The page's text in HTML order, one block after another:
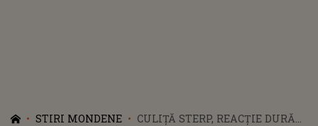
STIRI MONDENE
CULIȚĂ STERP, REACȚIE DURĂ